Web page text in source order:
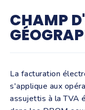
CHAMP
La facturation
s'applique aux
assujettis à la TVA